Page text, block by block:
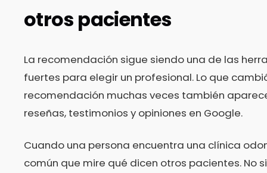
otros pacientes
La recomendación sigue siendo una de las
fuertes para elegir un profesional. Lo que
recomendación muchas veces también
reseñas, testimonios y opiniones en Google.
Cuando una persona encuentra una clínica
común que mire qué dicen otros pacientes. No